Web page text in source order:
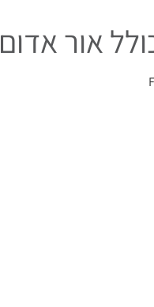
אור אדום